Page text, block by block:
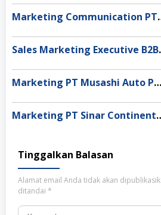
Marketing
Sales
Marketing PT Musashi Auto Parts Indonesia, Karawang
Marketing
Tinggalkan Balasan
Alamat email Anda tidak akan
ditandai *